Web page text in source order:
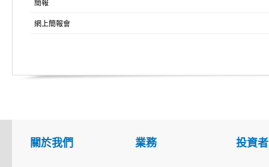
簡報
網上簡報會
關於我們 業務 投資